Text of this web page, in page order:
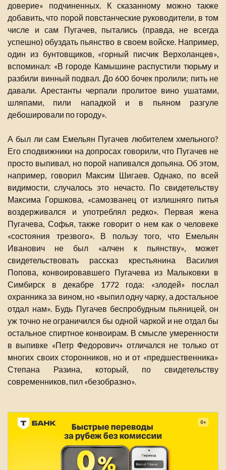
доверие» подчиненных. К сказанному можно также
добавить, что порой повстанческие руководители, в том
числе и сам Пугачев, пытались (правда, не всегда
успешно) обуздать пьянство в своем войске. Например,
один из бунтовщиков, «горный писчик Верхоланцев»,
вспоминал: «В городе Камышине распустили тюрьму и
разбили винный подвал. До 600 бочек пролили; пить не
давали. Арестанты черпали пролитое вино ушатами,
шляпами, пили нападкой и в пьяном разгуле
дебошировали по городу».
А был ли сам Емельян Пугачев любителем хмельного?
Его сподвижники на допросах говорили, что Пугачев не
просто выпивал, но порой напивался допьяна. Об этом,
например, говорил Максим Шигаев. Однако, по всей
видимости, случалось это нечасто. По свидетельству
Максима Горшкова, «самозванец от излишняго питья
воздерживался и употреблял редко». Первая жена
Пугачева, Софья, также говорит о нем как о человеке
«состояния трезвого». В пользу того, что Емельян
Иванович не был «алчен к пьянству», может
свидетельствовать рассказ крестьянина Василия
Попова, конвоировавшего Пугачева из Малыковки в
Симбирск в декабре 1772 года: «злодей» послал
охранника за вином, но «выпил одну чарку, а достальное
отдал нам». Будь Пугачев беспробудным пьяницей, он
уж точно не ограничился бы одной чаркой и не отдал бы
остальное спиртное конвоирам. В смысле умеренности
в выпивке «Петр Федорович» отличался не только от
многих своих сторонников, но и от «предшественника»
Степана Разина, который, по свидетельству
современников, пил «безобразно».